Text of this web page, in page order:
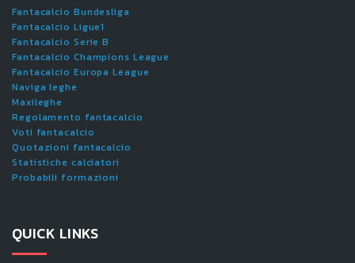
Fantacalcio Bundesliga
Fantacalcio Ligue1
Fantacalcio Serie B
Fantacalcio Champions League
Fantacalcio Europa League
Naviga leghe
Maxileghe
Regolamento fantacalcio
Voti fantacalcio
Quotazioni fantacalcio
Statistiche calciatori
Probabili formazioni
QUICK LINKS